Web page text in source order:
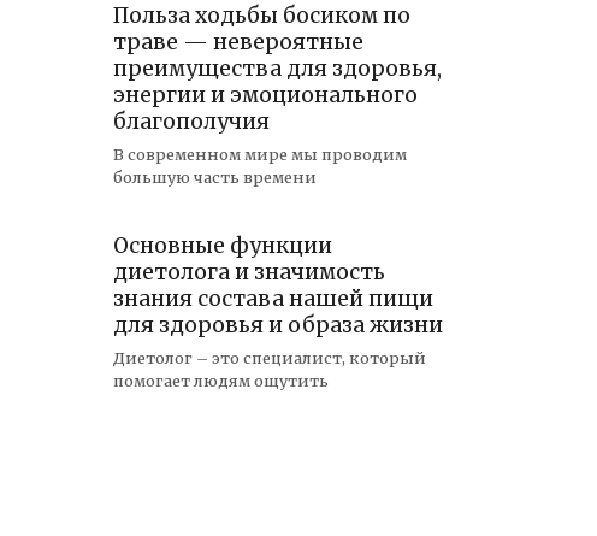
Польза ходьбы босиком по
траве — невероятные
преимущества для здоровья,
энергии и эмоционального
благополучия
В современном мире мы проводим
большую часть времени
Основные функции
диетолога и значимость
знания состава нашей пищи
для здоровья и образа жизни
Диетолог – это специалист, который
помогает людям ощутить